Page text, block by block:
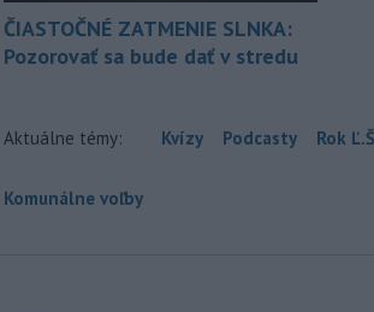
ČIASTOČNÉ ZATMENIE SLNKA:
Pozorovať sa bude dať v stredu
Aktuálne témy: Kvízy Podcasty Rok
Komunálne voľby